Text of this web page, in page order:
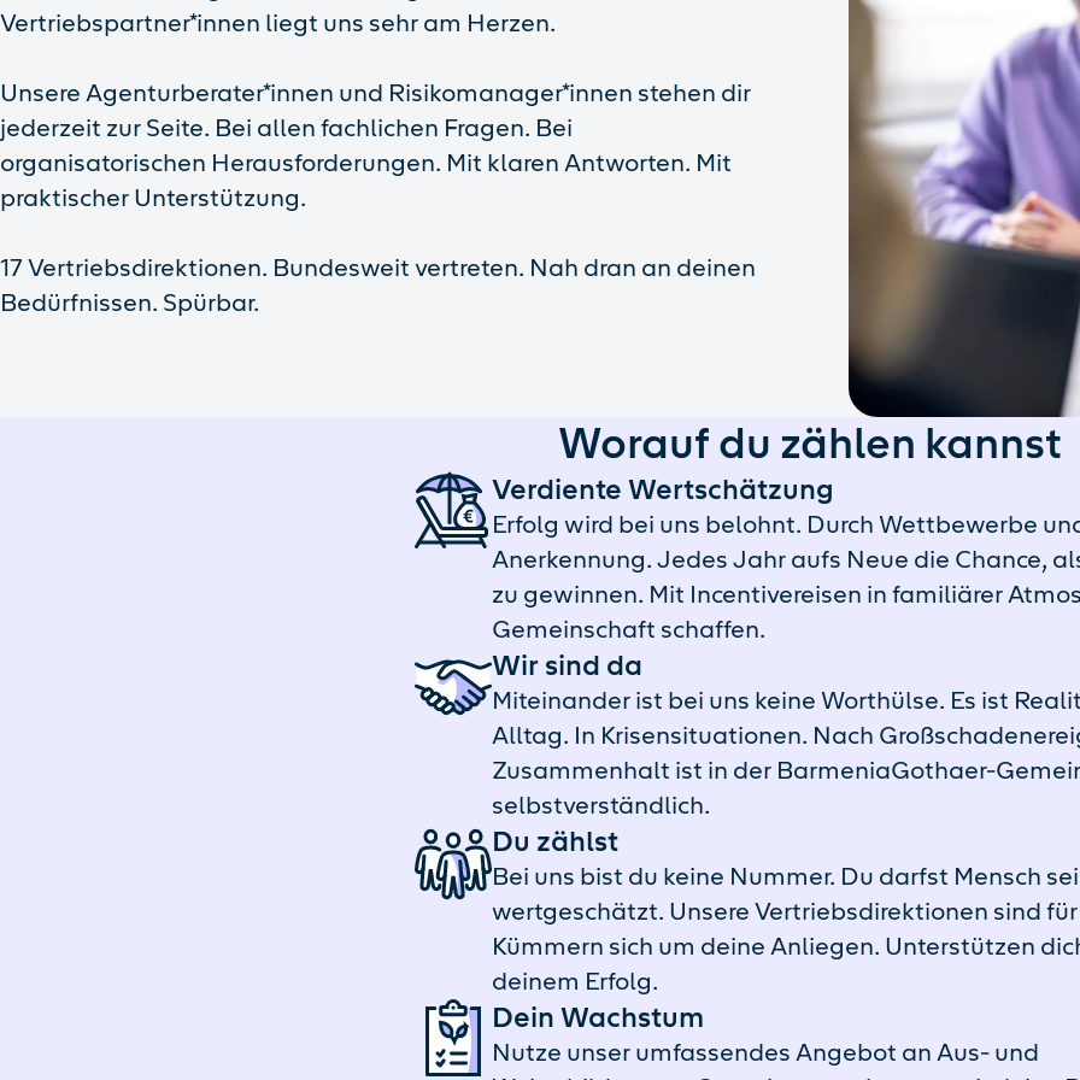
Vertriebspartner*innen liegt uns sehr am Herzen.
Unsere Agenturberater*innen und Risikomanager*innen stehen dir
jederzeit zur Seite. Bei allen fachlichen Fragen. Bei
organisatorischen Herausforderungen. Mit klaren Antworten. Mit
praktischer Unterstützung.
17 Vertriebsdirektionen. Bundesweit vertreten. Nah dran an deinen
Bedürfnissen. Spürbar.
Worauf du zählen kannst
Verdiente Wertschätzung
Erfolg wird bei uns belohnt. Durch Wettbewerbe
Anerkennung. Jedes Jahr aufs Neue die Chance,
zu gewinnen. Mit Incentivereisen in familiärer
Gemeinschaft schaffen.
Wir sind da
Miteinander ist bei uns keine Worthülse. Es ist
Alltag. In Krisensituationen. Nach
Zusammenhalt ist in der BarmeniaGothaer-
selbstverständlich.
Du zählst
Bei uns bist du keine Nummer. Du darfst Mensch
wertgeschätzt. Unsere Vertriebsdirektionen sind
Kümmern sich um deine Anliegen. Unterstützen
deinem Erfolg.
Dein Wachstum
Nutze unser umfassendes Angebot an Aus- und